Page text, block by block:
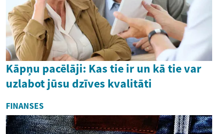
Kāpņu pacēlāji: Kas tie ir un kā tie var
uzlabot jūsu dzīves kvalitāti
FINANSES